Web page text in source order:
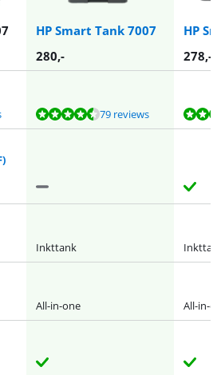
HP Smart Tank 7007
HP
280,- 278,-
op 38 reviews.
op 79 reviews.79 reviews
op 19 reviews.
Inkttank
All-in-one All-in-